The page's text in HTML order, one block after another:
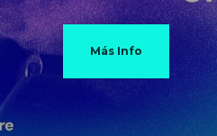
Más Info